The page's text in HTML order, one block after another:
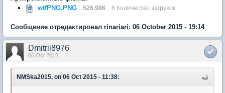
wtfPNG.PNG
526.98К 8 Количество загрузок:
Сообщение отредактировал rinariari: 06 October 2015 - 19:14
Dmitrii8976
06 Oct 2015
NMSka2015, on 06 Oct 2015 - 11:38: